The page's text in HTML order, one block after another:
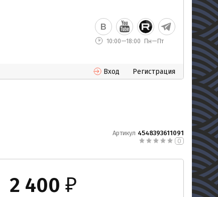
10:00—18:00
Пн—Пт
Вход Регистрация
Артикул 4548393611091
0
2 400 ₽